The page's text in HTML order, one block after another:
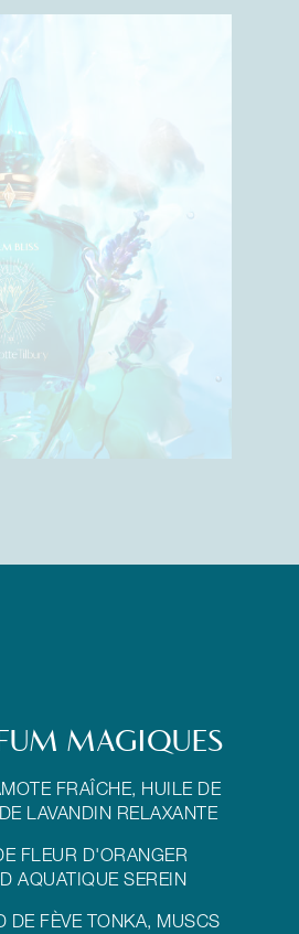
MAGIQUES
FRAÎCHE, HUILE DE
LAVANDIN RELAXANTE
FLEUR D'ORANGER
AQUATIQUE SEREIN
DE FÈVE TONKA, MUSCS